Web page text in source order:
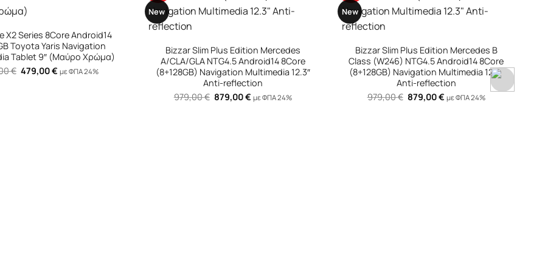
Plus Edition Mercedes
NTG4.5 Android14 8Core
Navigation Multimedia 12.3″
New
+
Bizzar Slim Plus Edition Mercedes B
Class (W246) NTG4.5 Android14 8Core
(8+128GB) Navigation Multimedia 12.3″
Anti-reflection
979,00€ Original
price
879,00€ Η
τρέχουσα
με ΦΠΑ 24%
New